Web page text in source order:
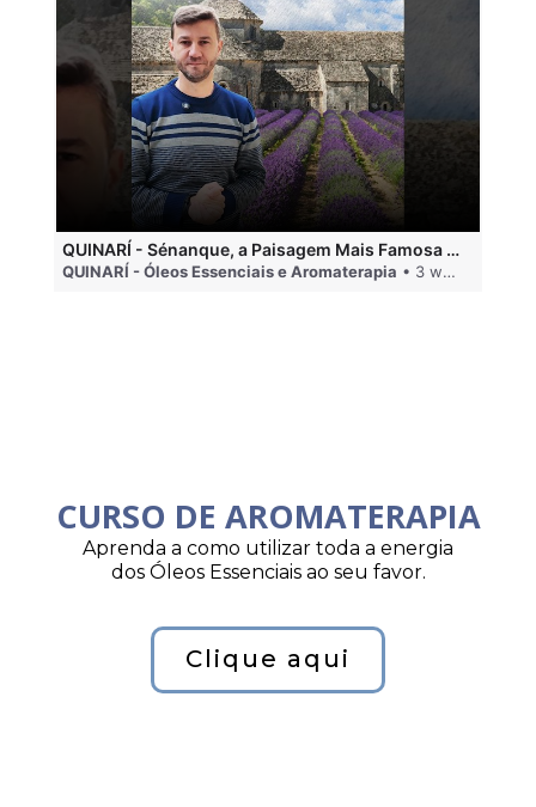
QUINARÍ - Sénanque, a Paisagem Mais Famosa da Aromaterapia
QUINARÍ - Óleos Essenciais e Aromaterapia • 3 weeks ago
CURSO DE AROMATERAPIA
Aprenda a como utilizar toda a energia
dos Óleos Essenciais ao seu favor.
Clique aqui